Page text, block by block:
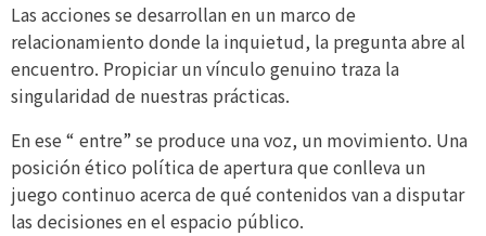
Las acciones se desarrollan en un marco de
relacionamiento donde la inquietud, la pregunta abre al
encuentro. Propiciar un vínculo genuino traza la
singularidad de nuestras prácticas.
En ese “ entre” se produce una voz, un movimiento. Una
posición ético política de apertura que conlleva un
juego continuo acerca de qué contenidos van a disputar
las decisiones en el espacio público.